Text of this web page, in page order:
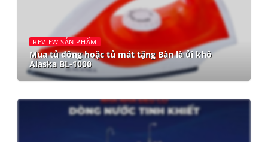
REVIEW SẢN PHẨM
Mua tủ đông hoặc tủ mát tặng Bàn là ủi khô
Alaska BL-1000